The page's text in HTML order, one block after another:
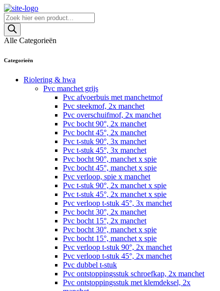
Skip
to
content
Producten
zoeken
Alle Categorieën
Categorieën
Riolering & hwa
Pvc manchet grijs
Pvc afvoerbuis met manchetmof
Pvc steekmof, 2x manchet
Pvc overschuifmof, 2x manchet
Pvc bocht 90°, 2x manchet
Pvc bocht 45°, 2x manchet
Pvc t-stuk 90°, 3x manchet
Pvc t-stuk 45°, 3x manchet
Pvc bocht 90°, manchet x spie
Pvc bocht 45°, manchet x spie
Pvc verloop, spie x manchet
Pvc t-stuk 90°, 2x manchet x spie
Pvc t-stuk 45°, 2x manchet x spie
Pvc verloop t-stuk 45°, 3x manchet
Pvc bocht 30°, 2x manchet
Pvc bocht 15°, 2x manchet
Pvc bocht 30°, manchet x spie
Pvc bocht 15°, manchet x spie
Pvc verloop t-stuk 90°, 2x manchet
Pvc verloop t-stuk 45°, 2x manchet
Pvc dubbel t-stuk
Pvc ontstoppingsstuk schroefkap, 2x manchet
Pvc ontstoppingsstuk met klemdeksel, 2x